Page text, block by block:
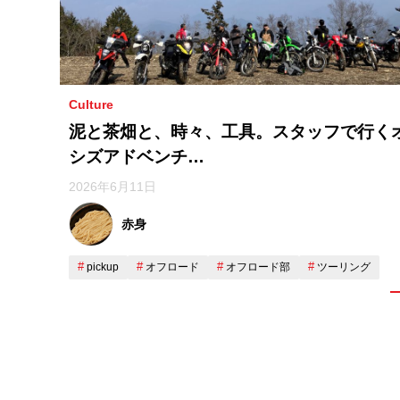
Culture
泥と茶畑と、時々、工具。スタッフで行く
シズアドベンチ…
2026年6月11日
赤身
pickup オフロード オフロード部 ツーリング